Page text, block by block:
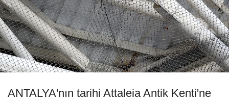
ANTALYA'nın tarihi Attaleia Antik Kenti'ne